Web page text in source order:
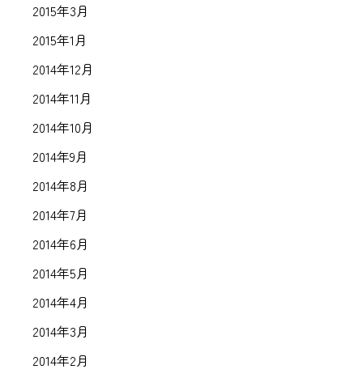
2015年3月
2015年1月
2014年12月
2014年11月
2014年10月
2014年9月
2014年8月
2014年7月
2014年6月
2014年5月
2014年4月
2014年3月
2014年2月